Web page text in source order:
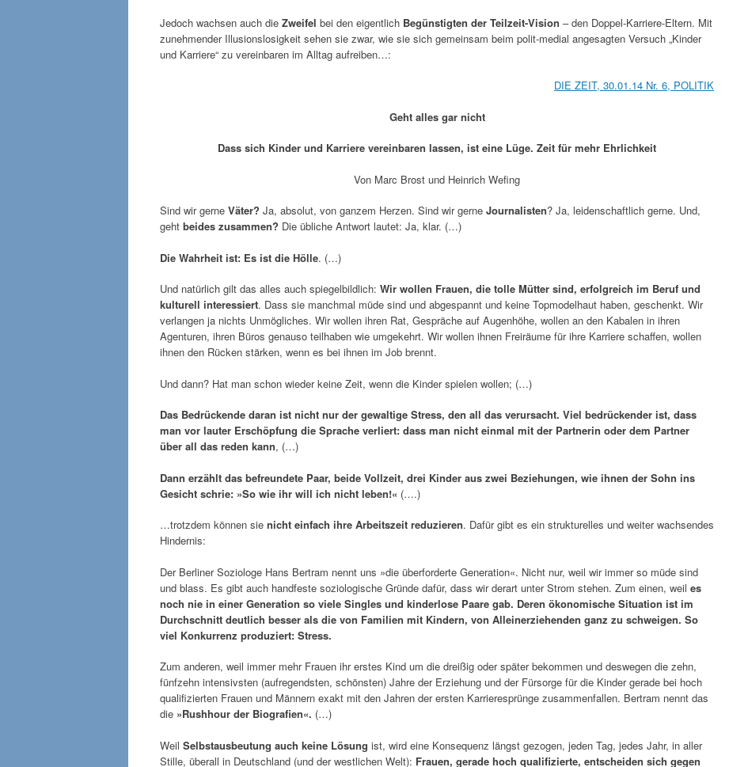
Jedoch wachsen auch die Zweifel bei den eigentlich Begünstigten der Teilzeit-Vision – den Doppel-Karriere-Eltern. Mit
zunehmender Illusionslosigkeit sehen sie zwar, wie sie sich gemeinsam beim polit-medial angesagten Versuch „Kinder
und Karriere“ zu vereinbaren im Alltag aufreiben…:
DIE ZEIT, 30.01.14 Nr. 6, POLITIK
Geht alles gar nicht
Dass sich Kinder und Karriere vereinbaren lassen, ist eine Lüge. Zeit für mehr Ehrlichkeit
Von Marc Brost und Heinrich Wefing
Sind wir gerne Väter? Ja, absolut, von ganzem Herzen. Sind wir gerne Journalisten? Ja, leidenschaftlich gerne. Und,
geht beides zusammen? Die übliche Antwort lautet: Ja, klar. (…)
Die Wahrheit ist: Es ist die Hölle. (…)
Und natürlich gilt das alles auch spiegelbildlich: Wir wollen Frauen, die tolle Mütter sind, erfolgreich im Beruf und
kulturell interessiert. Dass sie manchmal müde sind und abgespannt und keine Topmodelhaut haben, geschenkt. Wir
verlangen ja nichts Unmögliches. Wir wollen ihren Rat, Gespräche auf Augenhöhe, wollen an den Kabalen in ihren
Agenturen, ihren Büros genauso teilhaben wie umgekehrt. Wir wollen ihnen Freiräume für ihre Karriere schaffen, wollen
ihnen den Rücken stärken, wenn es bei ihnen im Job brennt.
Und dann? Hat man schon wieder keine Zeit, wenn die Kinder spielen wollen; (…)
Das Bedrückende daran ist nicht nur der gewaltige Stress, den all das verursacht. Viel bedrückender ist, dass
man vor lauter Erschöpfung die Sprache verliert: dass man nicht einmal mit der Partnerin oder dem Partner
über all das reden kann, (…)
Dann erzählt das befreundete Paar, beide Vollzeit, drei Kinder aus zwei Beziehungen, wie ihnen der Sohn ins
Gesicht schrie: »So wie ihr will ich nicht leben!« (….)
…trotzdem können sie nicht einfach ihre Arbeitszeit reduzieren. Dafür gibt es ein strukturelles und weiter wachsendes
Hindernis:
Der Berliner Soziologe Hans Bertram nennt uns »die überforderte Generation«. Nicht nur, weil wir immer so müde sind
und blass. Es gibt auch handfeste soziologische Gründe dafür, dass wir derart unter Strom stehen. Zum einen, weil es
noch nie in einer Generation so viele Singles und kinderlose Paare gab. Deren ökonomische Situation ist im
Durchschnitt deutlich besser als die von Familien mit Kindern, von Alleinerziehenden ganz zu schweigen. So
viel Konkurrenz produziert: Stress.
Zum anderen, weil immer mehr Frauen ihr erstes Kind um die dreißig oder später bekommen und deswegen die zehn,
fünfzehn intensivsten (aufregendsten, schönsten) Jahre der Erziehung und der Fürsorge für die Kinder gerade bei hoch
qualifizierten Frauen und Männern exakt mit den Jahren der ersten Karrieresprünge zusammenfallen. Bertram nennt das
die »Rushhour der Biografien«. (…)
Weil Selbstausbeutung auch keine Lösung ist, wird eine Konsequenz längst gezogen, jeden Tag, jedes Jahr, in aller
Stille, überall in Deutschland (und der westlichen Welt): Frauen, gerade hoch qualifizierte, entscheiden sich gegen